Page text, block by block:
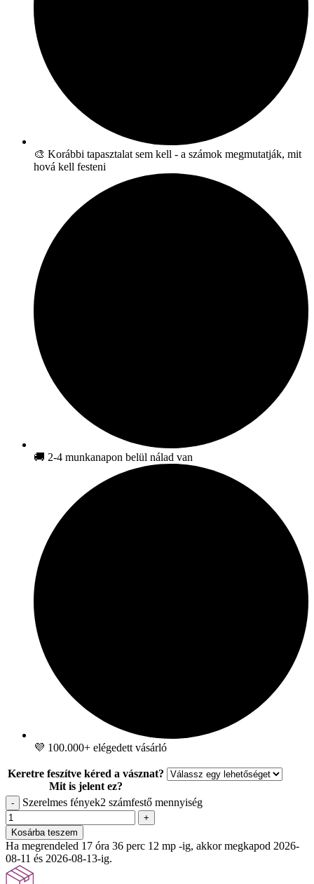
🎨 Korábbi tapasztalat sem kell - a számok megmutatják, mit
hová kell festeni
🚚 2-4 munkanapon belül nálad van
💜 100.000+ elégedett vásárló
Keretre feszítve kéred a vásznat?
Mit is jelent ez?
- Szerelmes fények2 számfestő mennyiség
+
Kosárba teszem
Ha megrendeled 17 óra 36 perc 10 mp -ig, akkor megkapod 2026-
08-11 és 2026-08-13-ig.